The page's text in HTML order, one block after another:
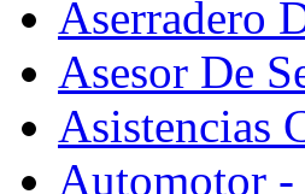
Aserradero
Asesor De
Asistencias
Automotor -